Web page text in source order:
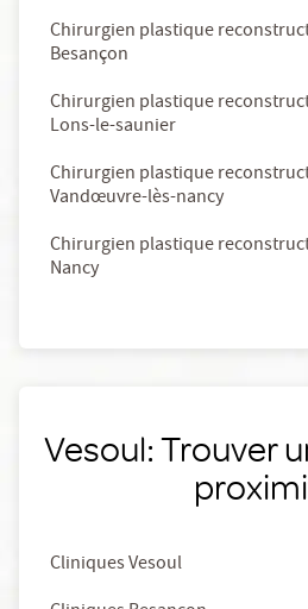
Chirurgien plastique
Besançon
Chirurgien plastique
Lons-le-saunier
Chirurgien plastique
Vandœuvre-lès-nancy
Chirurgien plastique
Nancy
Vesoul: Trouver
Cliniques Vesoul